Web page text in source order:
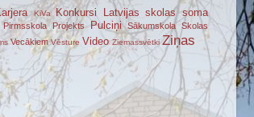
KiVaKonkursi Latvijas skolas soma
Pirmsskola Projekts PulciņiSākumskola Skolas
VecākiemVēsture VideoZiemassvētki Ziņas